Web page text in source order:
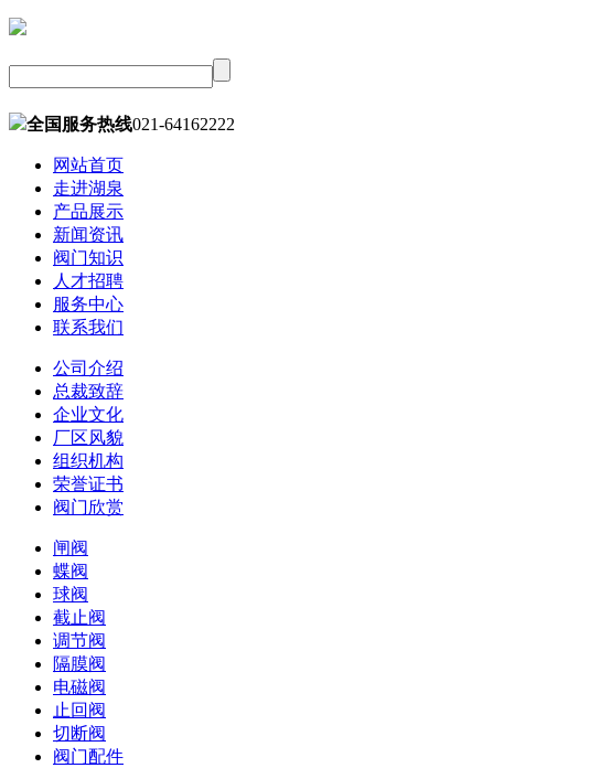
全国服务热线021-64162222
网站首页
走进湖泉
产品展示
新闻资讯
阀门知识
人才招聘
服务中心
联系我们
公司介绍
总裁致辞
企业文化
厂区风貌
组织机构
荣誉证书
阀门欣赏
闸阀
蝶阀
球阀
截止阀
调节阀
隔膜阀
电磁阀
止回阀
切断阀
阀门配件